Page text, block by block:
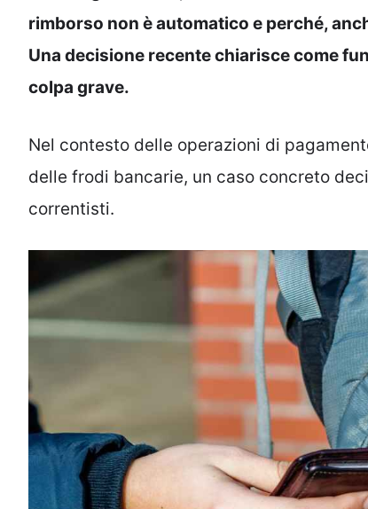
rimborso non è automatico e perché,
Una decisione recente chiarisce come
colpa grave.
Nel contesto delle operazioni di
delle frodi bancarie, un caso concreto
correntisti.